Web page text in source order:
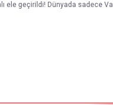
ele geçirildi! Dünyada sadece